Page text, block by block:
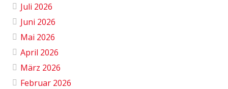
Juli 2026
Juni 2026
Mai 2026
April 2026
März 2026
Februar 2026